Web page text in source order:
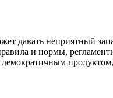
давать неприятный
и нормы,